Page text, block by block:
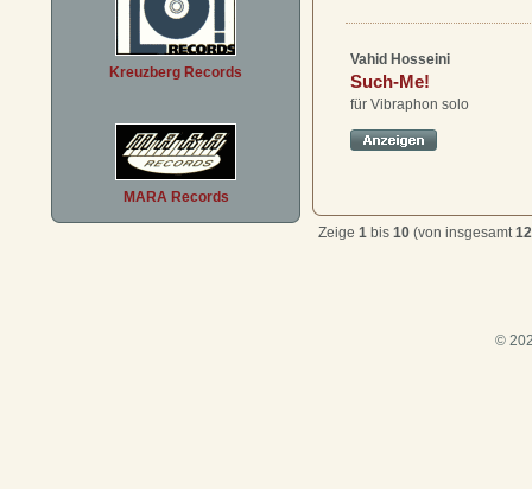
Kreuzberg Records
MARA Records
Vahid Hosseini
Such-Me!
für Vibraphon solo
Zeige 1 bis 10 (von insgesamt 12
©